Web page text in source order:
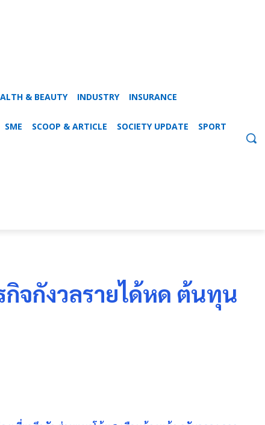
& BEAUTY INDUSTRY INSURANCE
SME SCOOP & ARTICLE SOCIETY UPDATE SPORT
จกังวลรายได้หด ต้นทุน